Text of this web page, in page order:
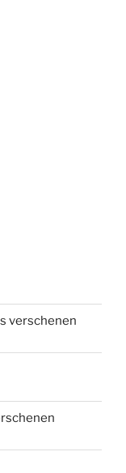
verschenen